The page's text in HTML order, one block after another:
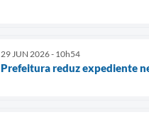
29 JUN 2026 - 10h54
Prefeitura reduz expediente